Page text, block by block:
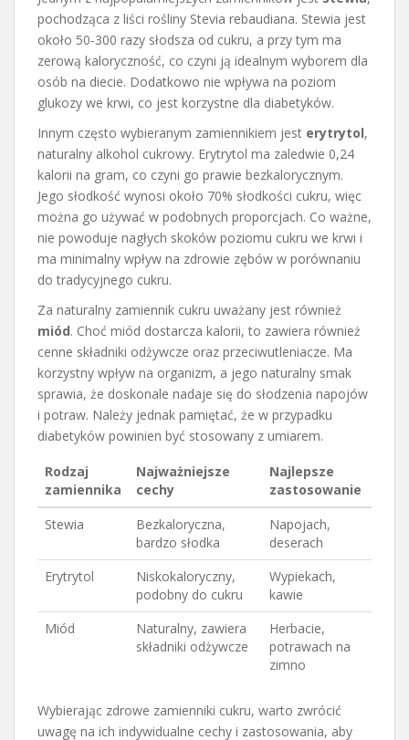
pochodząca z liści rośliny Stevia rebaudiana. Stewia jest
około 50-300 razy słodsza od cukru, a przy tym ma
zerową kaloryczność, co czyni ją idealnym wyborem dla
osób na diecie. Dodatkowo nie wpływa na poziom
glukozy we krwi, co jest korzystne dla diabetyków.
Innym często wybieranym zamiennikiem jest erytrytol,
naturalny alkohol cukrowy. Erytrytol ma zaledwie 0,24
kalorii na gram, co czyni go prawie bezkalorycznym.
Jego słodkość wynosi około 70% słodkości cukru, więc
można go używać w podobnych proporcjach. Co ważne,
nie powoduje nagłych skoków poziomu cukru we krwi i
ma minimalny wpływ na zdrowie zębów w porównaniu
do tradycyjnego cukru.
Za naturalny zamiennik cukru uważany jest również
miód. Choć miód dostarcza kalorii, to zawiera również
cenne składniki odżywcze oraz przeciwutleniacze. Ma
korzystny wpływ na organizm, a jego naturalny smak
sprawia, że doskonale nadaje się do słodzenia napojów
i potraw. Należy jednak pamiętać, że w przypadku
diabetyków powinien być stosowany z umiarem.
Rodzaj
zamiennika
Najważniejsze
cechy
Najlepsze
zastosowanie
Stewia
Bezkaloryczna,
bardzo słodka
Napojach,
deserach
Erytrytol
Niskokaloryczny,
podobny do cukru
Wypiekach,
kawie
Miód
Naturalny, zawiera
składniki odżywcze
Herbacie,
potrawach na
zimno
Wybierając zdrowe zamienniki cukru, warto zwrócić
uwagę na ich indywidualne cechy i zastosowania, aby